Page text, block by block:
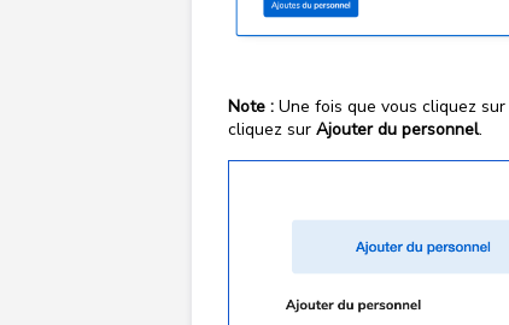
Note : Une fois que vous cliquez sur
cliquez sur Ajouter du personnel.